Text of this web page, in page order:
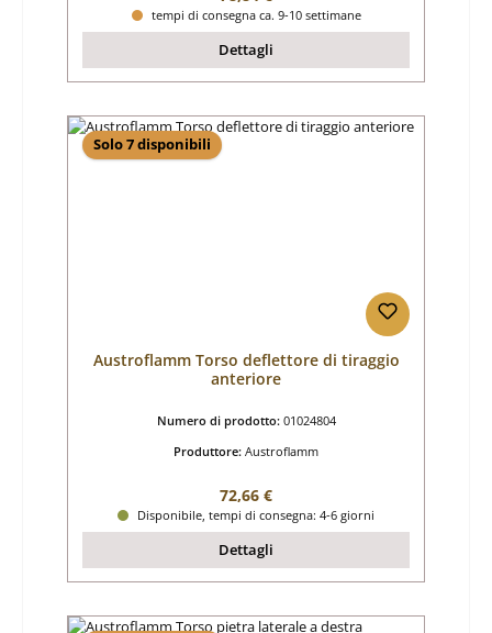
tempi di consegna ca. 9-10 settimane
Dettagli
Solo 7 disponibili
Austroflamm Torso deflettore di tiraggio
anteriore
Numero di prodotto: 01024804
Produttore: Austroflamm
Prezzo normale:
72,66 €
Disponibile, tempi di consegna: 4-6 giorni
Dettagli